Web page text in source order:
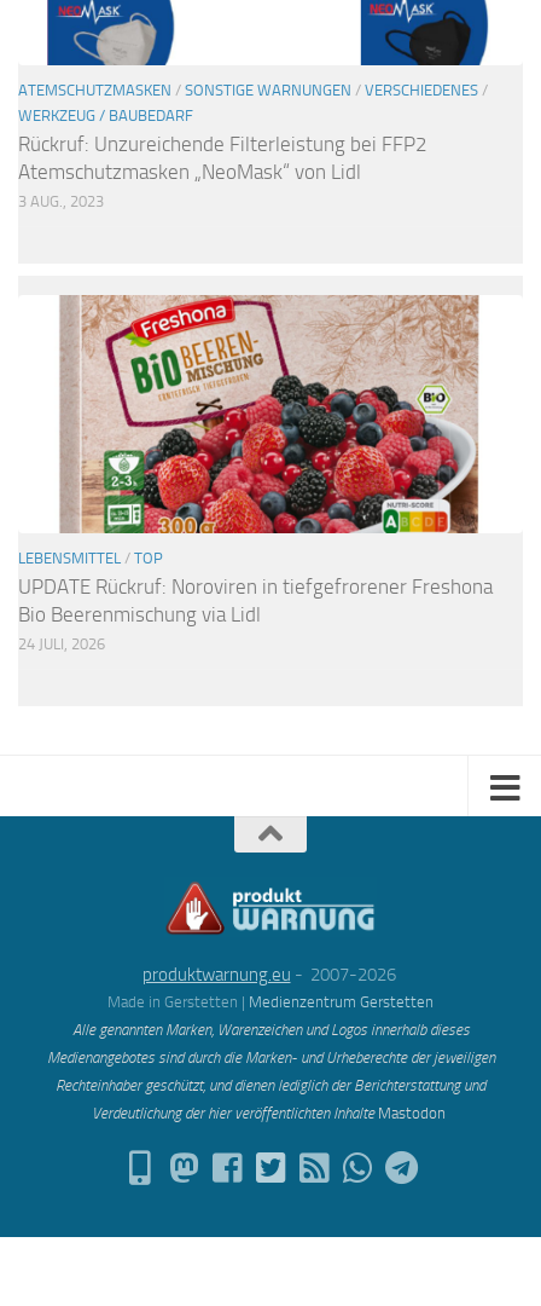
ATEMSCHUTZMASKEN / SONSTIGE WARNUNGEN / VERSCHIEDENES /
WERKZEUG / BAUBEDARF
Rückruf: Unzureichende Filterleistung bei FFP2
Atemschutzmasken „NeoMask“ von Lidl
3 AUG., 2023
LEBENSMITTEL / TOP
UPDATE Rückruf: Noroviren in tiefgefrorener Freshona
Bio Beerenmischung via Lidl
24 JULI, 2026
produktwarnung.eu - 2007-2026
Made in Gerstetten | Medienzentrum Gerstetten
Alle genannten Marken, Warenzeichen und Logos innerhalb dieses
Medienangebotes sind durch die Marken- und Urheberechte der jeweiligen
Rechteinhaber geschützt, und dienen lediglich der Berichterstattung und
Verdeutlichung der hier veröffentlichten Inhalte Mastodon